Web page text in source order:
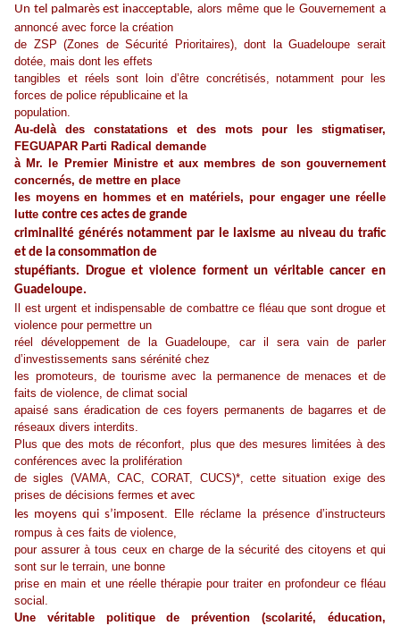
Un tel palmarès est inacceptable, alors même que le Gouvernement a
annoncé avec force la création
de ZSP (Zones de Sécurité Prioritaires), dont la Guadeloupe serait
dotée, mais dont les effets
tangibles et réels sont loin d’être concrétisés, notamment pour les
forces de police républicaine et la
population.
Au-delà des constatations et des mots pour les stigmatiser,
FEGUAPAR Parti Radical demande
à Mr. le Premier Ministre et aux membres de son gouvernement
concernés, de mettre en place
les moyens en hommes et en matériels, pour engager une réelle
lutte contre ces actes de grande
criminalité générés notamment par le laxisme au niveau du trafic
et de la consommation de
stupéfiants. Drogue et violence forment un véritable cancer en
Guadeloupe.
Il est urgent et indispensable de combattre ce fléau que sont drogue et
violence pour permettre un
réel développement de la Guadeloupe, car il sera vain de parler
d’investissements sans sérénité chez
les promoteurs, de tourisme avec la permanence de menaces et de
faits de violence, de climat social
apaisé sans éradication de ces foyers permanents de bagarres et de
réseaux divers interdits.
Plus que des mots de réconfort, plus que des mesures limitées à des
conférences avec la prolifération
de sigles (VAMA, CAC, CORAT, CUCS)*, cette situation exige des
prises de décisions fermes et avec
les moyens qui s’imposent. Elle réclame la présence d’instructeurs
rompus à ces faits de violence,
pour assurer à tous ceux en charge de la sécurité des citoyens et qui
sont sur le terrain, une bonne
prise en main et une réelle thérapie pour traiter en profondeur ce fléau
social.
Une véritable politique de prévention (scolarité, éducation,